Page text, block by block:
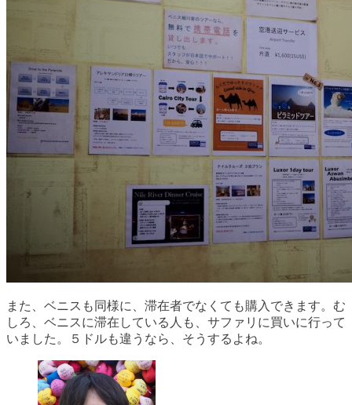
また、ベニスも同様に、滞在者でなくても購入できます。む
しろ、ベニスに滞在している人も、サファリに買いに行って
いました。５ドルも違うなら、そうするよね。